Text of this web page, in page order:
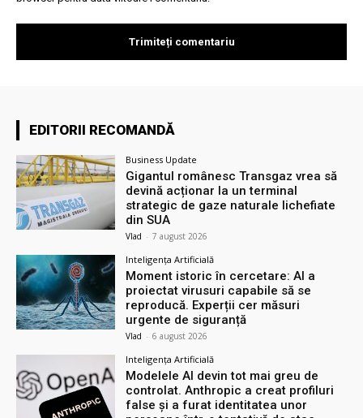
EDITORII RECOMANDĂ
Business Update
Gigantul românesc Transgaz vrea să
devină acționar la un terminal
strategic de gaze naturale lichefiate
din SUA
Vlad - 7 august 2026
Inteligența Artificială
Moment istoric în cercetare: AI a
proiectat virusuri capabile să se
reproducă. Experții cer măsuri
urgente de siguranță
Vlad - 6 august 2026
Inteligența Artificială
Modelele AI devin tot mai greu de
controlat. Anthropic a creat profiluri
false și a furat identitatea unor